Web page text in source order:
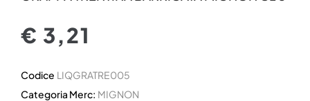
€ 3,21
Codice LIQGRATRE005
Categoria Merc: MIGNON